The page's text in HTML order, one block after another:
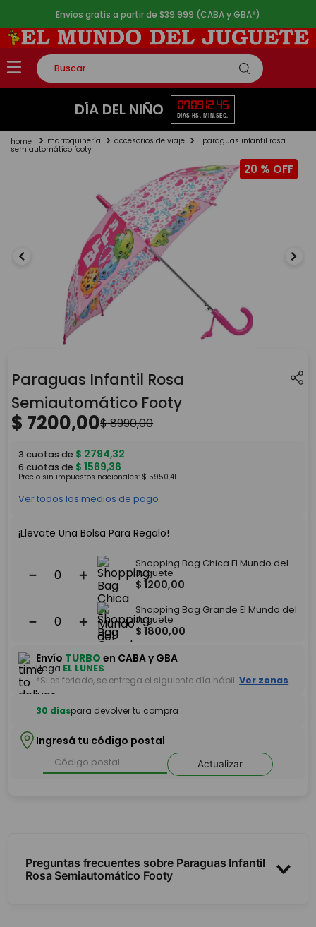
Envíos gratis a partir de $39.999 (CABA y GBA*)
Buscar
TÉRMINOS MÁS BUSCADOS
2.
lego
DÍA DEL NIÑO 07
DÍAS
09
HS.
12
MIN.
45
SEG.
marroquinería accesorios de viaje paraguas infantil rosa
semiautomático footy
20 %
Paraguas Infantil Rosa
Semiautomático Footy
$ 7200,00$8990,00
3 cuotas de $ 2794,32
6 cuotas de $ 1569,36
Precio sin impuestos nacionales: $ 5950,41
Ver todos los medios de pago
¡Llevate Una Bolsa Para Regalo!
＋
－
Shopping Bag Chica El Mundo del
Juguete
$ 1200,00
＋
－
Shopping Bag Grande El Mundo del
Juguete
$ 1800,00
Envío TURBO en CABA y GBA
Llega EL LUNES
*Si es feriado, se entrega el siguiente día hábil. Ver zonas
30 díaspara devolver tu compra
Ingresá tu código postal
Actualizar
Preguntas frecuentes sobre Paraguas Infantil
Rosa Semiautomático Footy